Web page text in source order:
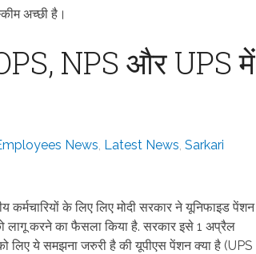
अच्छी है।
NPS और UPS में
News, Latest News, Sarkari
के लिए लिए मोदी सरकार ने यूनिफाइड पेंशन
लागू करने का फैसला किया है. सरकार इसे 1 अप्रैल
लिए ये समझना जरुरी है की यूपीएस पेंशन क्या है (UPS